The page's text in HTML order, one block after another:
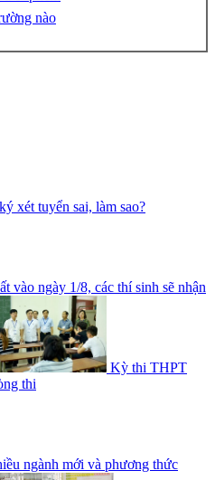
nào
xét tuyển sai, làm sao?
vào ngày 1/8, các thí sinh sẽ nhận
Kỳ thi THPT
thi
ngành mới và phương thức